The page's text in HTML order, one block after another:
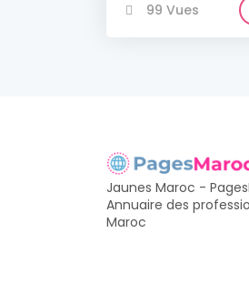
99 Vues
Jaunes Maroc -
Annuaire des
Maroc